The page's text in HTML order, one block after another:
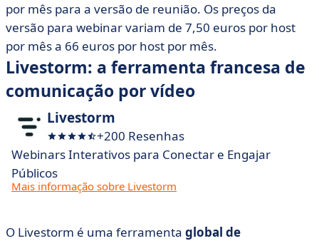
por mês para a versão de reunião. Os preços da
versão para webinar variam de 7,50 euros por host
por mês a 66 euros por host por mês.
Livestorm: a ferramenta francesa de
comunicação por vídeo
Livestorm
+200 Resenhas
Webinars Interativos para Conectar e Engajar
Públicos
Mais informação sobre Livestorm
O Livestorm é uma ferramenta global de